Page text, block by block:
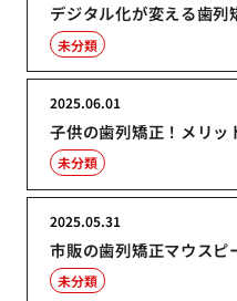
デジタル化が変える歯列
未分類
子供の歯列矯正！メリッ
2025.06.01
未分類
市販の歯列矯正マウスピ
2025.05.31
未分類